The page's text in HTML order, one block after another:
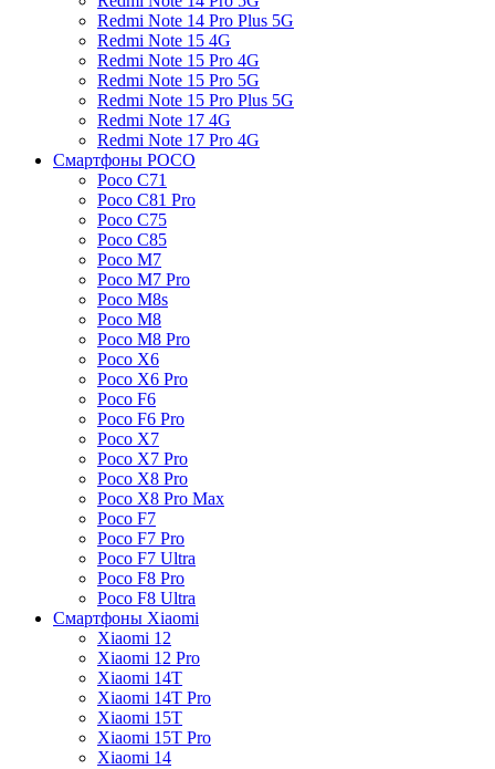
Redmi Note 14 Pro Plus 5G
Redmi Note 15 4G
Redmi Note 15 Pro 4G
Redmi Note 15 Pro 5G
Redmi Note 15 Pro Plus 5G
Redmi Note 17 4G
Redmi Note 17 Pro 4G
Смартфоны POCO
Poco C71
Poco C81 Pro
Poco C75
Poco C85
Poco M7
Poco M7 Pro
Poco M8s
Poco M8
Poco M8 Pro
Poco X6
Poco X6 Pro
Poco F6
Poco F6 Pro
Poco X7
Poco X7 Pro
Poco X8 Pro
Poco X8 Pro Max
Poco F7
Poco F7 Pro
Poco F7 Ultra
Poco F8 Pro
Poco F8 Ultra
Смартфоны Xiaomi
Xiaomi 12
Xiaomi 12 Pro
Xiaomi 14T
Xiaomi 14T Pro
Xiaomi 15T
Xiaomi 15T Pro
Xiaomi 14